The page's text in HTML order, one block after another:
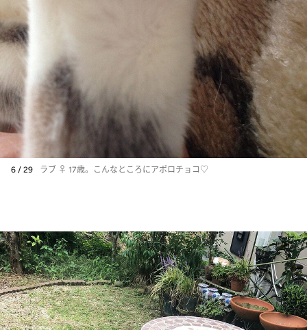
6 / 29 ラブ ♀ 17歳。こんなところにアポロチョコ♡